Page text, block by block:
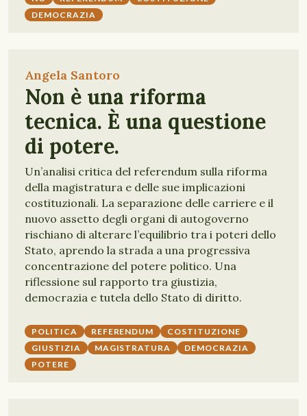
DEMOCRAZIA
Angela Santoro
Non è una riforma
tecnica. È una questione
di potere.
Un’analisi critica del referendum sulla riforma
della magistratura e delle sue implicazioni
costituzionali. La separazione delle carriere e il
nuovo assetto degli organi di autogoverno
rischiano di alterare l’equilibrio tra i poteri dello
Stato, aprendo la strada a una progressiva
concentrazione del potere politico. Una
riflessione sul rapporto tra giustizia,
democrazia e tutela dello Stato di diritto.
POLITICA REFERENDUM
COSTITUZIONE
GIUSTIZIA
MAGISTRATURA
DEMOCRAZIA
POTERE